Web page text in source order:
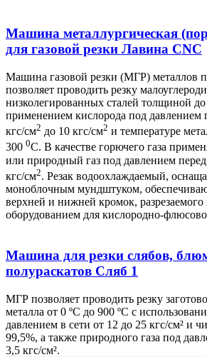
Машина металлургическая
для газовой резки Лавина CNC
Машина газовой резки (МГР) металлов
позволяет проводить резку
низколегированных сталей толщиной
применением кислорода под давлением
кгс/см2 до 10 кгс/см2 и температуре
300 0С. В качестве горючего газа
или природный газ под давлением
кгс/см2. Резак водоохлаждаемый,
моноблочным мундштуком,
верхней и нижней кромок,
оборудованием для кислородно-
Машина для резки слябов,
полураскатов Сляб 1
МГР позволяет проводить резку
металла от 0 ºС до 900 ºС с
давлением в сети от 12 до 25 кгс/см² и
99,5%, а также природного газа под
3,5 кгс/см².